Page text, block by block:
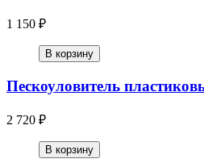
1 150 ₽
В корзину
Пескоуловитель
2 720 ₽
В корзину